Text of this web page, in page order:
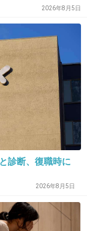
どうも私は苦
から
-171
にディーン・
市橋達也を
』
2026年8月5日
診断、復職時に
2026年8月5日